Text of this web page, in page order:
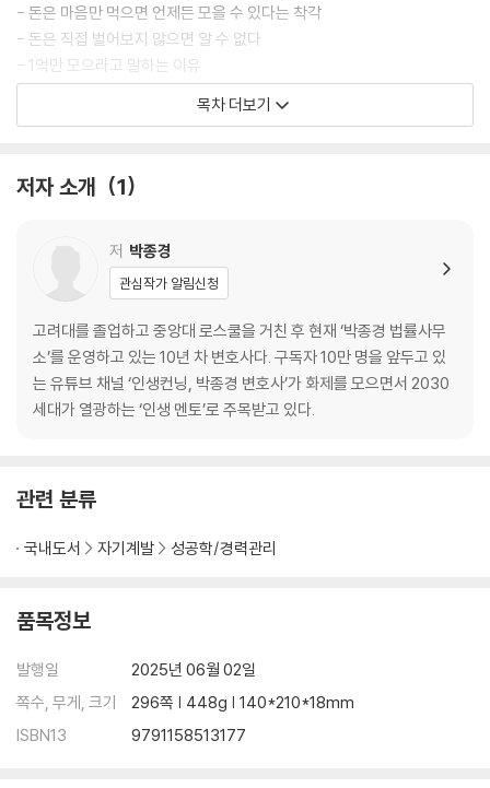
까’를 말해주는 현실밀착형 조언이 담겨 있다.
본문은 돈, 사람, 결혼, 일, 꿈, 마인드―삶을 구성하는 여섯 가지 키워드를
중심으로 구성되어 있다. 각 장에서는 저자가 직접 만나 조언을 얻거나 관
찰해온 성공한 사람들의 공통된 마인드와 행동 방식이 담겨 있다. 더불어
삶에 도달할 수 있는 ‘가장 빠른 경로’를 찾는 데 집중한다. 앞서 성공한 사
람들의 시행착오에서 진짜 배워야 할 것은 그들의 결과가 아니라, 결정과
선택의 순간마다 무엇을 기준으로 판단했는지에 대한 지혜다. 지금보다 더
나은 삶을 위해 치열하게 노력하며 성공을 향해 달리고 있는 이들에게 이
책은 가장 확실한 인생의 컨닝페이퍼가 되어줄 것이다.
- 돈은 마음만 먹으면 언제든 모을 수 있다는 착각
- 돈은 직접 벌어보지 않으면 알 수 없다
- 1억만 모으라고 말하는 이유
- 타인의 시선에서 자유로워져라
- 좋은 기회와 사기를 구분하는 방법
- 돈은 자격이 있는 사람에게 온다
‘기회는 사람에게서 온다’
- 착한 것과 호구는 다르다
- 멀리해야 할 사람의 3가지 유형
- 사람의 진짜 인성이 드러나는 순간
- 기회는 사람에게서 온다
- 당신에게 이상한 사람이 꼬이는 이유
- 매력적인 사람이 되는 법
인생 컨닝페이퍼 - ‘사람’
3장 - 결혼
‘배우자 선택에 당신의 미래가 달렸다’
- 가장이 존중받지 못하는 이유
- 배우자로서의 역할을 다하라
목차 더보기
저자 소개 1
저 박종경
관심작가 알림신청
고려대를 졸업하고 중앙대 로스쿨을 거친 후 현재 ‘박종경 법률사무
소’를 운영하고 있는 10년 차 변호사다. 구독자 10만 명을 앞두고 있
는 유튜브 채널 ‘인생컨닝, 박종경 변호사’가 화제를 모으면서 2030
세대가 열광하는 ‘인생 멘토’로 주목받고 있다.
관련 분류
국내도서 자기계발 성공학/경력관리
품목정보
발행일
2025년 06월 02일
쪽수, 무게, 크기
296쪽 | 448g | 140*210*18mm
ISBN13
9791158513177